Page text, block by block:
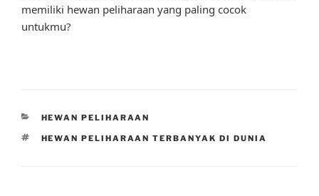
memiliki hewan peliharaan yang paling cocok
untukmu?
CATEGORIES
HEWAN PELIHARAAN
TAGS
HEWAN PELIHARAAN TERBANYAK DI DUNIA